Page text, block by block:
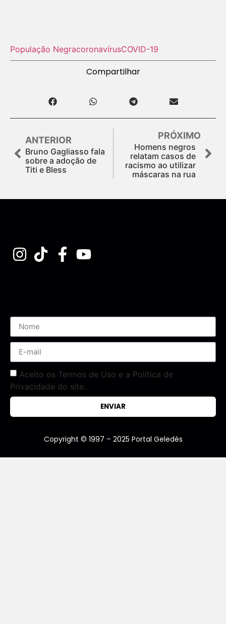
População NegracoronavírusCOVID-19
Compartilhar
ANTERIOR
Bruno Gagliasso fala
sobre a adoção de
Titi e Bless
PRÓXIMO
Homens negros
relatam casos de
racismo ao utilizar
máscaras na rua
Aceito os Termos de Uso e a Política de
Privacidade do site.
ENVIAR
Copyright © 1997 – 2025 Portal Geledés